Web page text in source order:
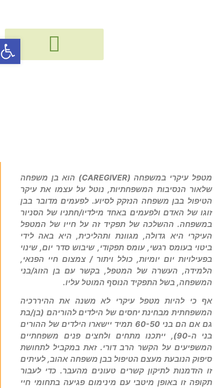
מטפל עיקרי במשפחה (CAREGIVER) הוא בן משפחה
שלאור הנסיבות המשפחתיות, נוטל על עצמו את עיקר
הטיפול בבן משפחה הנזקק לסיוע. לפעמים מדובר בבן
זוגו של האדם ולפעמים באחד מילדיו/חתניו של הסניור
במשפחה. ההשלכה של תפקיד זה על חייו של המטפל
העיקרי היא גדולה, מגוונת ותהליכית, היא באה לידי
ביטוי בעומס רגשי, עומס תפקודי, שיבוש סדר יום, שינוי
בפעילויות יום יומיות, כולל ויתור / צמצום חיי הפנאי,
הלמידה, העשרה של המטפל, בקשר עם בן הזוג/בני
המשפחה, בשל התפקיד הנוסף המוטל עליו.
אף כי להיות מטפל עיקרי לא משנה את ההיררכיה
המשפחתית מבחינת יחסים של הילדים להוריהם (בן/בת
גם אם הם בני 60-50 תמיד יישארו הילדים של ההורים
בני ה-90), ייתכנו מתחים ולחצים פנים משפחתיים
המשפיעים על הקשר הרב דורי. זאת במקביל לתחושת
סיפוק הנובעת מעצם הטיפול בבן משפחה אהוב, לעיתים
זו הזדמנות לתיקון קשרים טעונים מהעבר. כדי לעבור
תקופה זו באופן מיטבי עם מינימום פגיעה בתחומי חיי
פתח